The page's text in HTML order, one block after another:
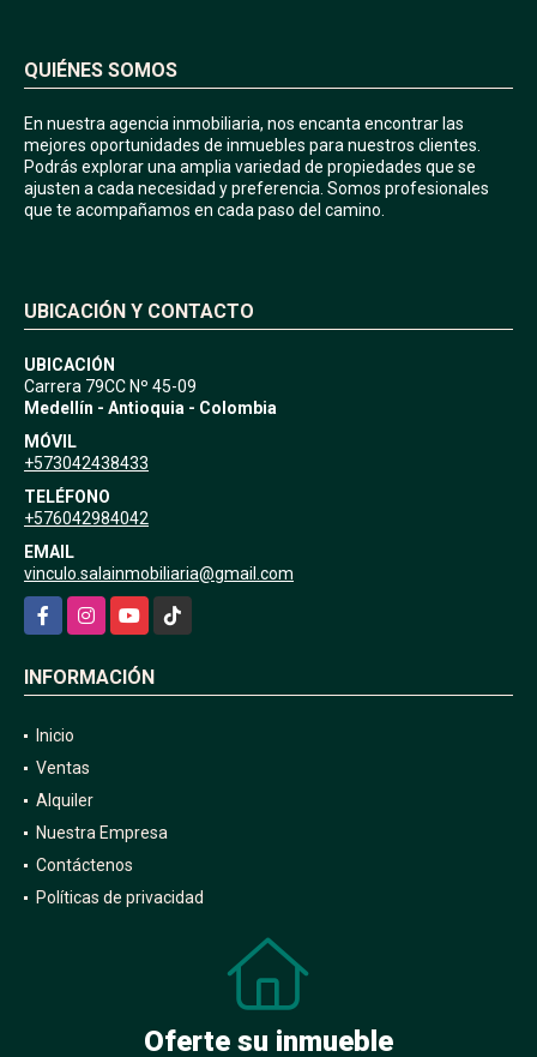
QUIÉNES SOMOS
En nuestra agencia inmobiliaria, nos encanta encontrar las
mejores oportunidades de inmuebles para nuestros clientes.
Podrás explorar una amplia variedad de propiedades que se
ajusten a cada necesidad y preferencia. Somos profesionales
que te acompañamos en cada paso del camino.
UBICACIÓN Y CONTACTO
UBICACIÓN
Carrera 79CC Nº 45-09
Medellín - Antioquia - Colombia
MÓVIL
+573042438433
TELÉFONO
+576042984042
EMAIL
vinculo.salainmobiliaria@gmail.com
FacebookInstagramYouTubeTikTok
INFORMACIÓN
Inicio
Ventas
Alquiler
Nuestra Empresa
Contáctenos
Políticas de privacidad
Oferte su inmueble